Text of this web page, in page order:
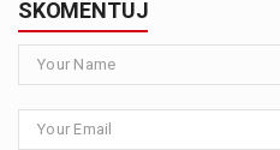
SKOMENTUJ